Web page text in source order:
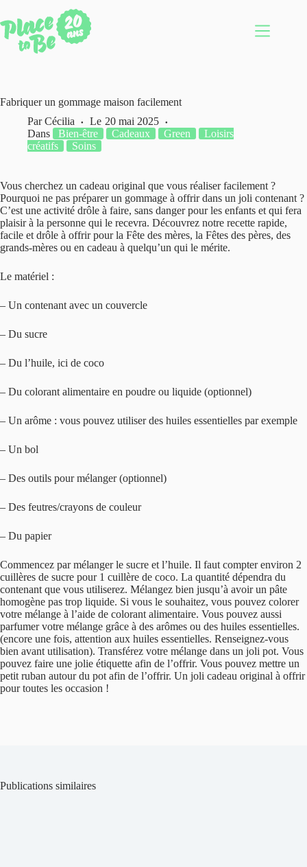
au
contenu
Fabriquer un gommage maison facilement
Par Cécilia Le 20 mai 2025
Dans
Bien-être Cadeaux Green
Loisirs
créatifs
Soins
Vous cherchez un cadeau original que vous réaliser facilement ?
Pourquoi ne pas préparer un gommage à offrir dans un joli contenant ?
C’est une activité drôle à faire, sans danger pour les enfants et qui fera
plaisir à la personne qui le recevra. Découvrez notre recette rapide,
facile et drôle à offrir pour la Fête des mères, la Fêtes des pères, des
grands-mères ou en cadeau à quelqu’un qui le mérite.
Le matériel :
– Un contenant avec un couvercle
– Du sucre
– Du l’huile, ici de coco
– Du colorant alimentaire en poudre ou liquide (optionnel)
– Un arôme : vous pouvez utiliser des huiles essentielles par exemple
– Un bol
– Des outils pour mélanger (optionnel)
– Des feutres/crayons de couleur
– Du papier
Commencez par mélanger le sucre et l’huile. Il faut compter environ 2
cuillères de sucre pour 1 cuillère de coco. La quantité dépendra du
contenant que vous utiliserez. Mélangez bien jusqu’à avoir un pâte
homogène pas trop liquide. Si vous le souhaitez, vous pouvez colorer
votre mélange à l’aide de colorant alimentaire. Vous pouvez aussi
parfumer votre mélange grâce à des arômes ou des huiles essentielles.
(encore une fois, attention aux huiles essentielles. Renseignez-vous
bien avant utilisation). Transférez votre mélange dans un joli pot. Vous
pouvez faire une jolie étiquette afin de l’offrir. Vous pouvez mettre un
petit ruban autour du pot afin de l’offrir. Un joli cadeau original à offrir
pour toutes les occasion !
Publications similaires